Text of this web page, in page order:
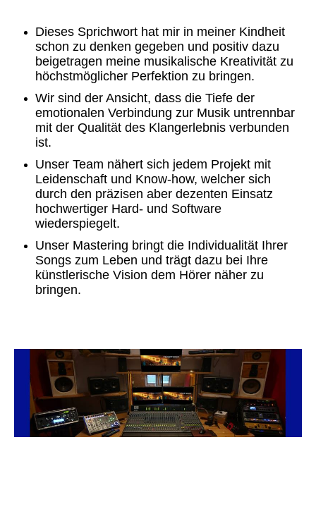
Dieses Sprichwort hat mir in meiner Kindheit
schon zu denken gegeben und positiv dazu
beigetragen meine musikalische Kreativität zu
höchstmöglicher Perfektion zu bringen.
Wir sind der Ansicht, dass die Tiefe der
emotionalen Verbindung zur Musik untrennbar
mit der Qualität des Klangerlebnis verbunden
ist.
Unser Team nähert sich jedem Projekt mit
Leidenschaft und Know-how, welcher sich
durch den präzisen aber dezenten Einsatz
hochwertiger Hard- und Software
wiederspiegelt.
Unser Mastering bringt die Individualität Ihrer
Songs zum Leben und trägt dazu bei Ihre
künstlerische Vision dem Hörer näher zu
bringen.